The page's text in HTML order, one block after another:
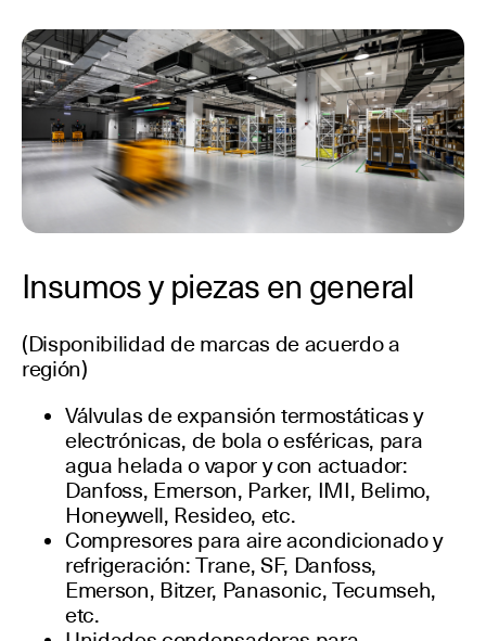
Insumos y piezas en general
(Disponibilidad de marcas de acuerdo a
región)
Válvulas de expansión termostáticas y
electrónicas, de bola o esféricas, para
agua helada o vapor y con actuador:
Danfoss, Emerson, Parker, IMI, Belimo,
Honeywell, Resideo, etc.
Compresores para aire acondicionado y
refrigeración: Trane, SF, Danfoss,
Emerson, Bitzer, Panasonic, Tecumseh,
etc.